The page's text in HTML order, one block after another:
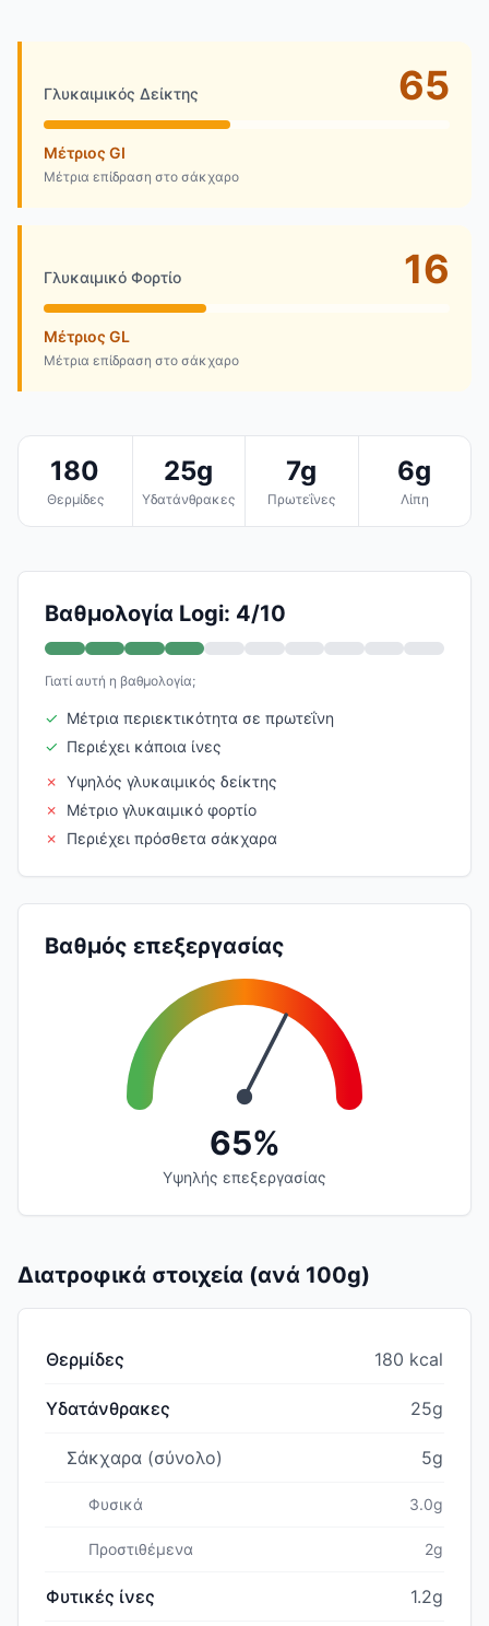
Γλυκαιμικός Δείκτης 65
Μέτριος GI
Μέτρια επίδραση στο σάκχαρο
Γλυκαιμικό Φορτίο 16
Μέτριος GL
Μέτρια επίδραση στο σάκχαρο
180
Θερμίδες
25g
Υδατάνθρακες
7g
Πρωτεΐνες
6g
Λίπη
Βαθμολογία Logi: 4/10
Γιατί αυτή η βαθμολογία;
✓ Μέτρια περιεκτικότητα σε πρωτεΐνη
✓ Περιέχει κάποια ίνες
✗ Υψηλός γλυκαιμικός δείκτης
✗
Μέτριο γλυκαιμικό φορτίο
✗
Περιέχει πρόσθετα σάκχαρα
Βαθμός επεξεργασίας
65%
Υψηλής επεξεργασίας
Διατροφικά στοιχεία (ανά 100g)
Θερμίδες 180 kcal
Υδατάνθρακες 25g
Σάκχαρα (σύνολο) 5g
Φυσικά 3.0g
Προστιθέμενα 2g
Φυτικές ίνες 1.2g